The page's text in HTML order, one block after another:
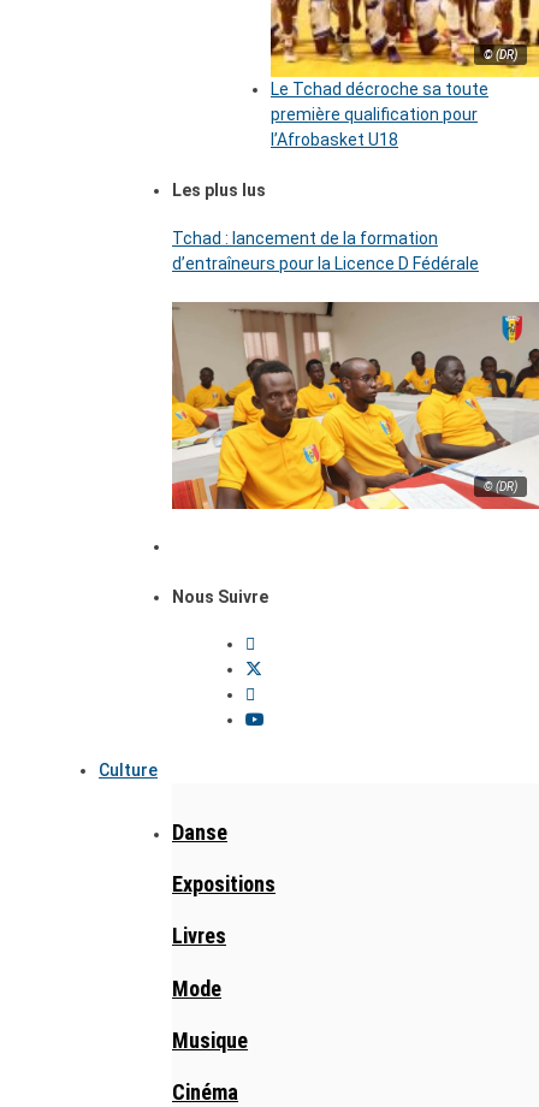
© (DR)
Le Tchad décroche sa toute
première qualification pour
l’Afrobasket U18
Les plus lus
Tchad : lancement de la formation
d’entraîneurs pour la Licence D Fédérale
© (DR)
Nous Suivre
Culture
Danse
Expositions
Livres
Mode
Musique
Cinéma